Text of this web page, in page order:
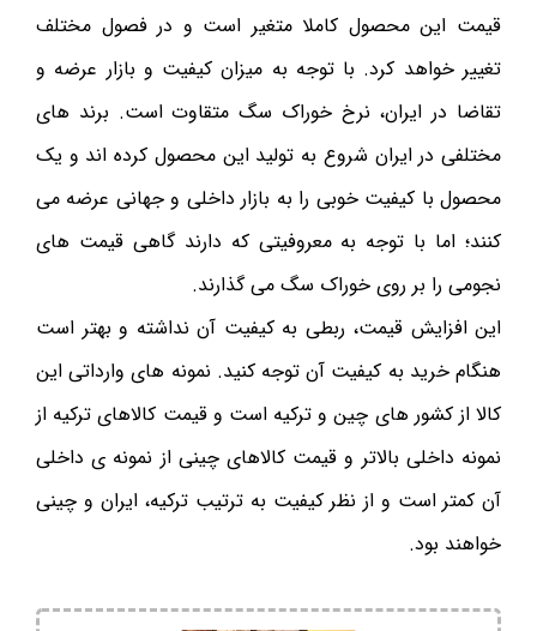
قیمت این محصول کاملا متغیر است و در فصول مختلف
تغییر خواهد کرد. با توجه به میزان کیفیت و بازار عرضه و
تقاضا در ایران، نرخ خوراک سگ متقاوت است. برند های
مختلفی در ایران شروع به تولید این محصول کرده اند و یک
محصول با کیفیت خوبی را به بازار داخلی و جهانی عرضه می
کنند؛ اما با توجه به معروفیتی که دارند گاهی قیمت های
نجومی را بر روی خوراک سگ می گذارند.
این افزایش قیمت، ربطی به کیفیت آن نداشته و بهتر است
هنگام خرید به کیفیت آن توجه کنید. نمونه های وارداتی این
کالا از کشور های چین و ترکیه است و قیمت کالاهای ترکیه از
نمونه داخلی بالاتر و قیمت کالاهای چینی از نمونه ی داخلی
آن کمتر است و از نظر کیفیت به ترتیب ترکیه، ایران و چینی
خواهند بود.